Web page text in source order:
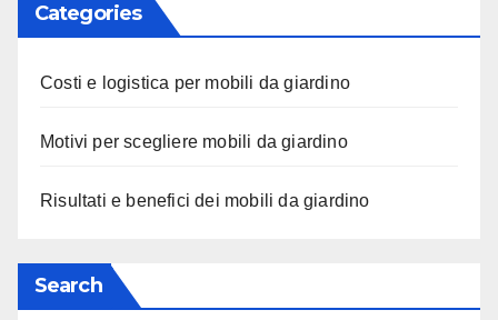
Categories
Costi e logistica per mobili da giardino
Motivi per scegliere mobili da giardino
Risultati e benefici dei mobili da giardino
Search